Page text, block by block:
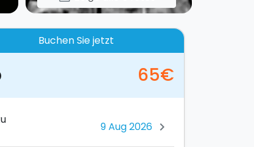
Buchen Sie jetzt
65€
chevron_right